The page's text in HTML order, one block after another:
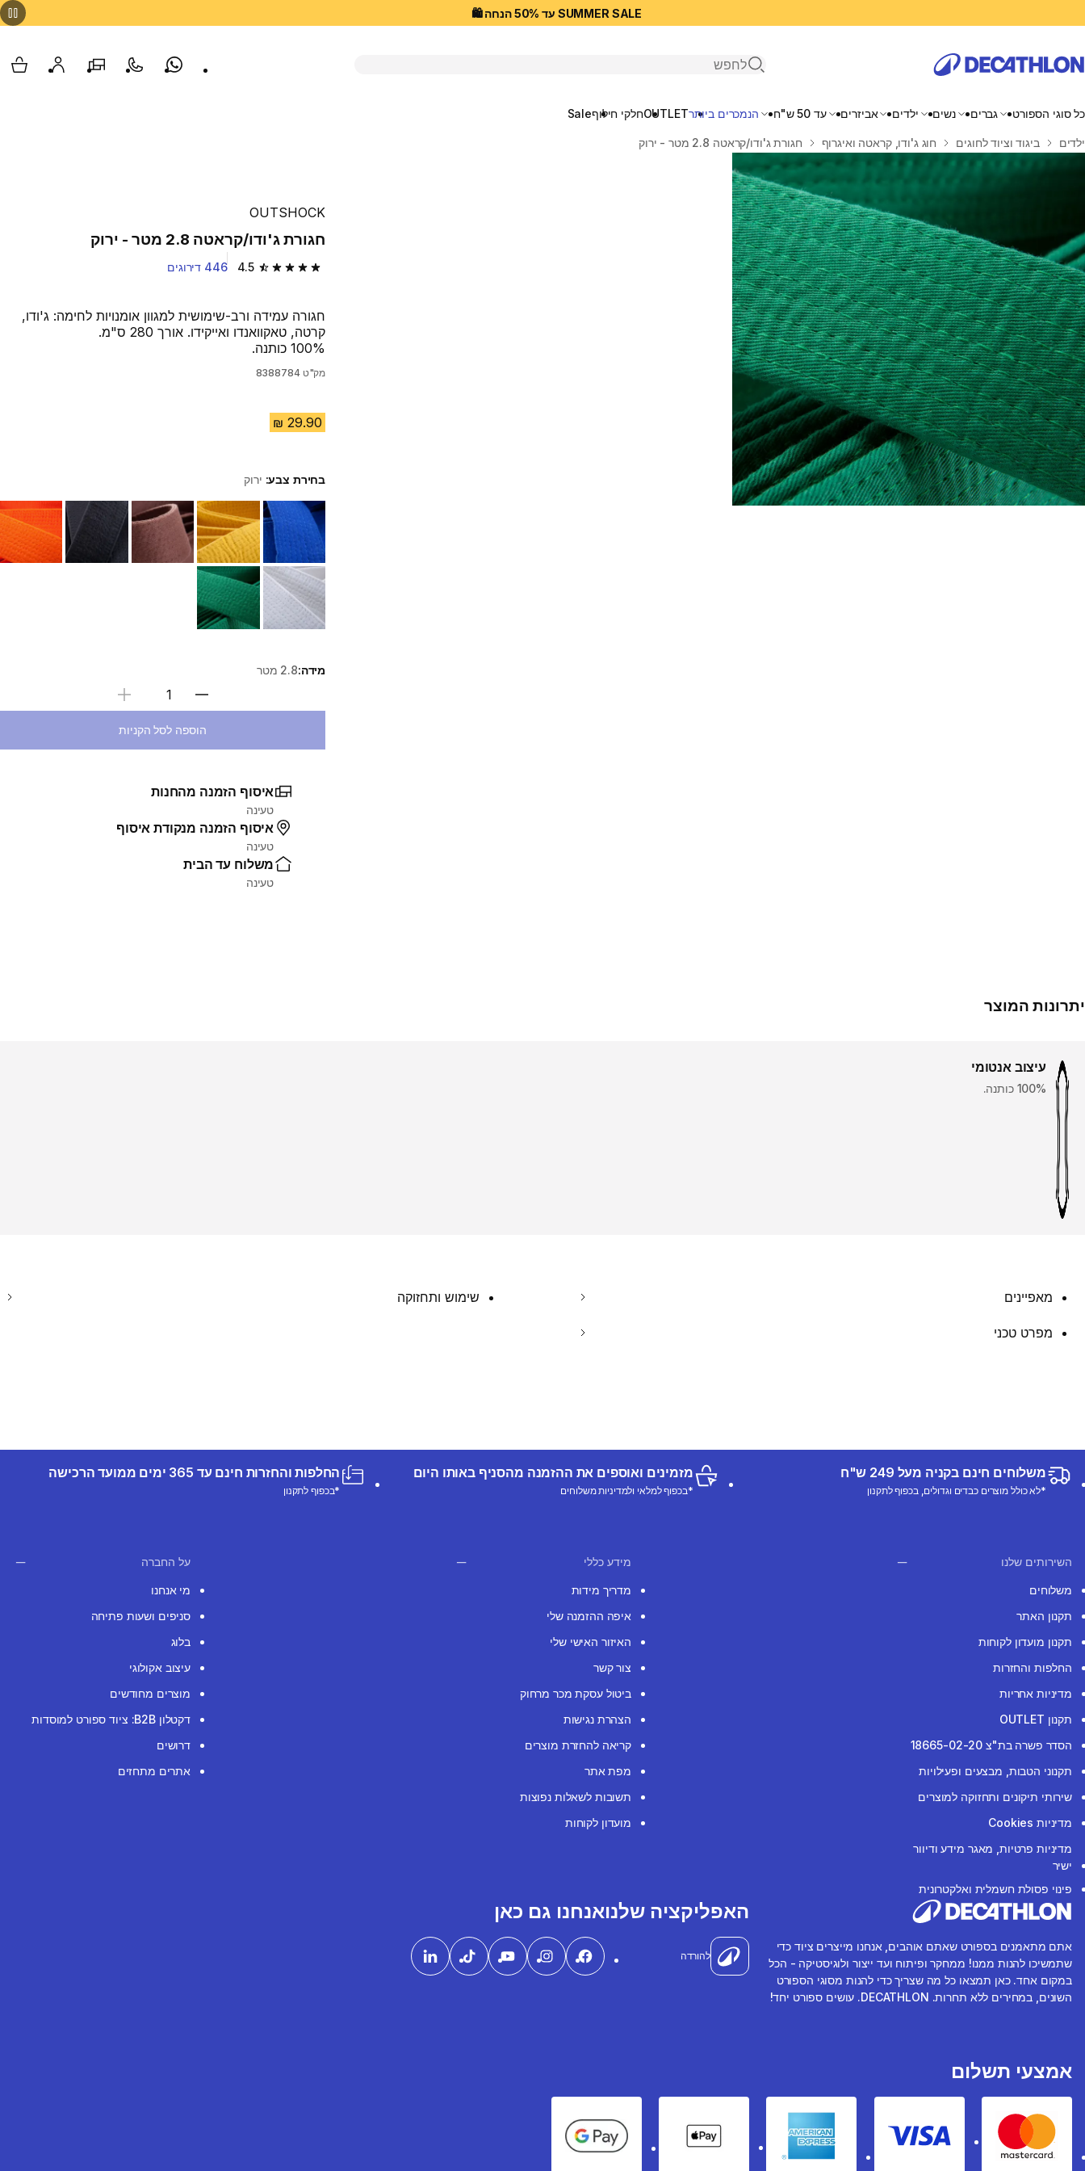
SUMMER SALE עד 50% הנחה 🛍️
פתיחת חיפוש
Whatsappצור קשרהסניפים שלנוהחשבון שלי
כל סוגי הספורט גברים נשים ילדים אביזרים עד 50 ש"ח הנמכרים ביותרOUTLETחלקי חילוףSale
בית
ילדים ביגוד וציוד לחוגים חוג ג'ודו, קראטה ואיגרוף חגורת ג'ודו/קראטה 2.8 מטר - ירוק
OUTSHOCK
חגורת ג'ודו/קראטה 2.8 מטר - ירוק
4.5 4.5 out of 5 stars from 446 reviews 446 דירוגים
חגורה עמידה ורב-שימושית למגוון אומנויות לחימה: ג'ודו,
קרטה, טאקוואנדו ואייקידו. אורך 280 ס"מ.
100% כותנה.
מק"ט 8388784
בחירת צבע: ירוק
Choose a variant
מידה:2.8 מטר
בחירת כמות
הוספה לסל הקניות
איסוף הזמנה מהחנות
טעינה
איסוף הזמנה מנקודת איסוף
טעינה
משלוח עד הבית
טעינה
יתרונות המוצר
עיצוב אנטומי
100% כותנה.
מאפיינים שימוש ותחזוקה
מפרט טכני
משלוחים חינם בקניה מעל 249 ש"ח
*לא כולל מוצרים כבדים וגדולים, בכפוף לתקנון
מזמינים ואוספים את ההזמנה מהסניף באותו היום
*בכפוף למלאי ולמדיניות משלוחים
החלפות והחזרות חינם עד 365 ימים ממועד הרכישה
*בכפוף לתקנון
השירותים שלנו
משלוחים
תקנון האתר
תקנון מועדון לקוחות
החלפות והחזרות
מדיניות אחריות
תקנון OUTLET
הסדר פשרה בת"צ 18665-02-20
תקנוני הטבות, מבצעים ופעילויות
שירותי תיקונים ותחזוקה למוצרים
מדיניות Cookies
מדיניות פרטיות, מאגר מידע ודיוור
ישיר
פינוי פסולת חשמלית ואלקטרונית
מידע כללי
מדריך מידות
איפה ההזמנה שלי
האיזור האישי שלי
צור קשר
ביטול עסקת מכר מרחוק
הצהרת נגישות
קריאה להחזרת מוצרים
מפת אתר
תשובות לשאלות נפוצות
מועדון לקוחות
על החברה
מי אנחנו
סניפים ושעות פתיחה
בלוג
עיצוב אקולוגי
מוצרים מחודשים
דקטלון B2B: ציוד ספורט למוסדות
דרושים
אתרים מתחזים
אתם מתאמנים בספורט שאתם אוהבים, אנחנו מייצרים ציוד כדי
שתמשיכו להנות ממנו! ממחקר ופיתוח ועד ייצור ולוגיסטיקה - הכל
במקום אחד. כאן תמצאו כל מה שצריך כדי להנות מסוגי הספורט
השונים, במחירים ללא תחרות. DECATHLON. עושים ספורט יחד!
האפליקציה שלנו
להורדה
אנחנו גם כאן
אמצעי תשלום
Mastercard
Visa
American express
Apple Pay
Google Pay